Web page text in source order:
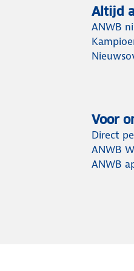
Altijd
ANWB
Voor
Direct
ANWB
ANWB